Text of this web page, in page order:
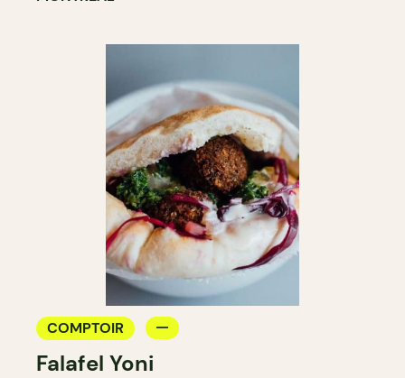
COMPTOIR
Falafel Yoni